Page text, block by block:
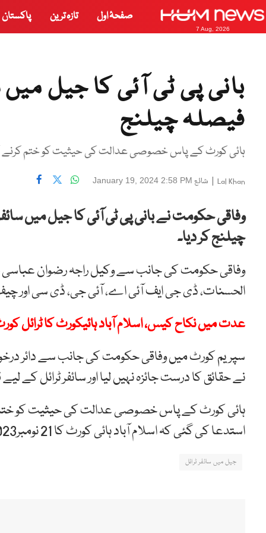
7 Aug, 2026
صفحۂ اول تازہ ترین پاکستان
بانی پی ٹی آئی کا جیل میں
فیصلہ چیلنج
ہائی کورٹ کے پاس خصوصی عدالت کی حیثیت کو ختم کرنے
Lal Khan
| شائع January 19, 2024 2:58 PM
وفاقی حکومت نے بانی پی ٹی آئی کا جیل میں
چیلنج کر دیا۔
وفاقی حکومت کی جانب سے وکیل راجہ رضوان عباسی
الحسنات، ڈی جی ایف آئی اے، آئی جی، ڈی سی اور
عدت میں نکاح کیس، اسلام آباد ہائیکورٹ کا ٹرائل
سپریم کورٹ میں وفاقی حکومت کی جانب سے دائر
نے حقائق کا درست جائزہ نہیں لیا اور سائفر ٹرائل کے
ہائی کورٹ کے پاس خصوصی عدالت کی حیثیت کو ختم
استدعا کی گئی کہ اسلام آباد ہائی کورٹ کا 21 نومبر2023 کا فیصلہ کالعدم قرار دیا جائے۔
جیل میں سائفر ٹرائل